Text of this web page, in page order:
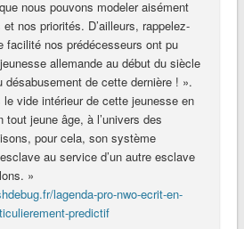
nous pouvons modeler aisément
nos priorités. D’ailleurs, rappelez-
facilité nos prédécesseurs ont pu
allemande au début du siècle
désabusement de cette dernière ! ».
le vide intérieur de cette jeunesse en
tout jeune âge, à l’univers des
pour cela, son système
au service d’un autre esclave
»
lagenda-pro-nwo-ecrit-en-
predictif